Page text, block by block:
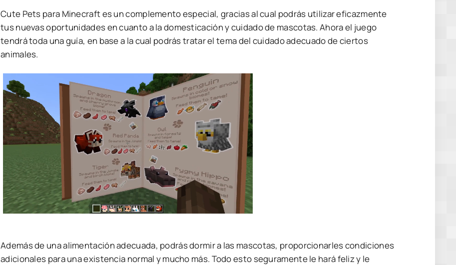
Cute Pets para Minecraft es un complemento especial, gracias al cual podrás utilizar eficazmente
tus nuevas oportunidades en cuanto a la domesticación y cuidado de mascotas. Ahora el juego
tendrá toda una guía, en base a la cual podrás tratar el tema del cuidado adecuado de ciertos
animales.
Además de una alimentación adecuada, podrás dormir a las mascotas, proporcionarles condiciones
adicionales para una existencia normal y mucho más. Todo esto seguramente le hará feliz y le